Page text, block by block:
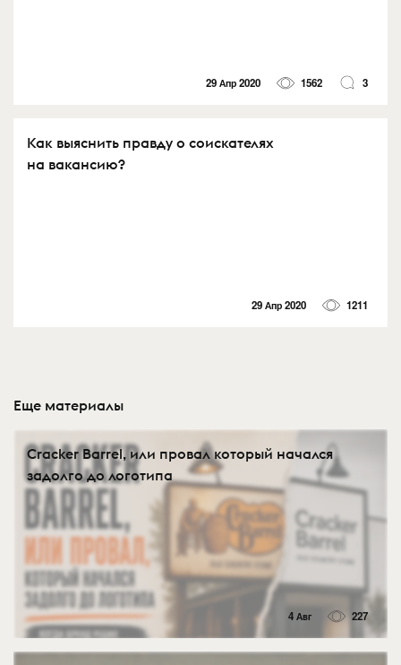
29 Апр 2020 1562 3
Как выяснить правду о соискателях
на вакансию?
29 Апр 2020 1211
Еще материалы
Cracker Barrel, или провал который начался
задолго до логотипа
4 Авг 227